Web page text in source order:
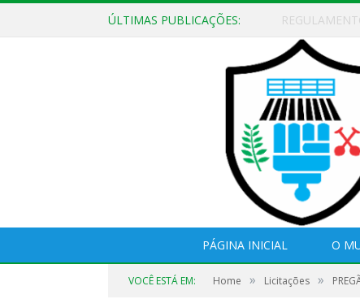
ÚLTIMAS PUBLICAÇÕES: EDITAL DE
PÁGINA INICIAL O
VOCÊ ESTÁ EM: Home » Licitações »